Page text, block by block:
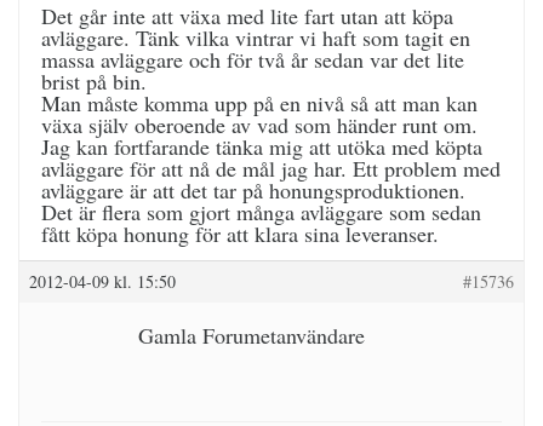
Det går inte att växa med lite fart utan att köpa
avläggare. Tänk vilka vintrar vi haft som tagit en
massa avläggare och för två år sedan var det lite
brist på bin.
Man måste komma upp på en nivå så att man kan
växa själv oberoende av vad som händer runt om.
Jag kan fortfarande tänka mig att utöka med köpta
avläggare för att nå de mål jag har. Ett problem med
avläggare är att det tar på honungsproduktionen.
Det är flera som gjort många avläggare som sedan
fått köpa honung för att klara sina leveranser.
2012-04-09 kl. 15:50 #15736
Gamla Forumetanvändare